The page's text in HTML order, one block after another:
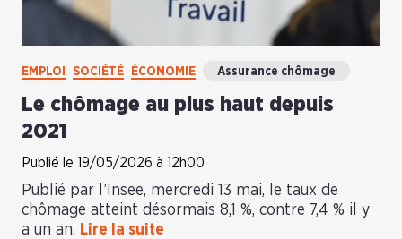
EMPLOI SOCIÉTÉ ÉCONOMIE Assurance chômage
Le chômage au plus haut depuis
2021
Publié le 19/05/2026 à 12h00
Publié par l’Insee, mercredi 13 mai, le taux de
chômage atteint désormais 8,1 %, contre 7,4 % il y
a un an. Lire la suite